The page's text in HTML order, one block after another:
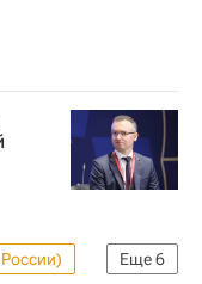
Еще6